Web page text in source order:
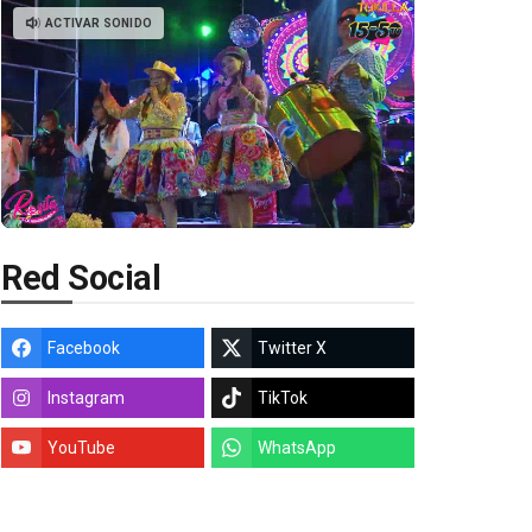
ACTIVAR SONIDO
Red Social
Facebook Twitter X
Instagram TikTok
YouTube WhatsApp